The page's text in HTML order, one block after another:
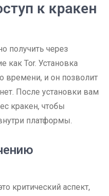
к кракен
получить через
как Tor. Установка
времени, и он позволит
После установки вам
кракен, чтобы
платформы.
критический аспект,